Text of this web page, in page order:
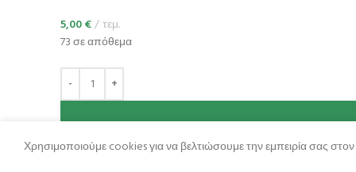
Χρησιμοποιούμε cookies για να βελτιώσουμε την εμπειρία σας
5,00€
τεμ.
73 σε απόθεμα